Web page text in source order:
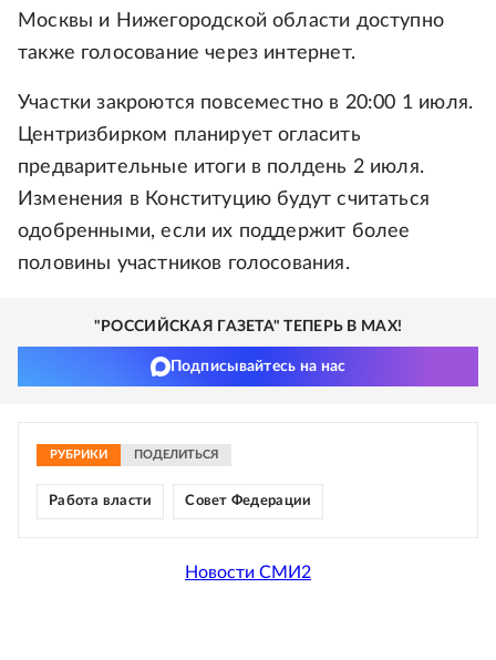
Москвы и Нижегородской области доступно
также голосование через интернет.
Участки закроются повсеместно в 20:00 1 июля.
Центризбирком планирует огласить
предварительные итоги в полдень 2 июля.
Изменения в Конституцию будут считаться
одобренными, если их поддержит более
половины участников голосования.
"РОССИЙСКАЯ ГАЗЕТА" ТЕПЕРЬ В MAX!
Подписывайтесь на нас
РУБРИКИ ПОДЕЛИТЬСЯ
Работа власти Совет Федерации
Новости СМИ2